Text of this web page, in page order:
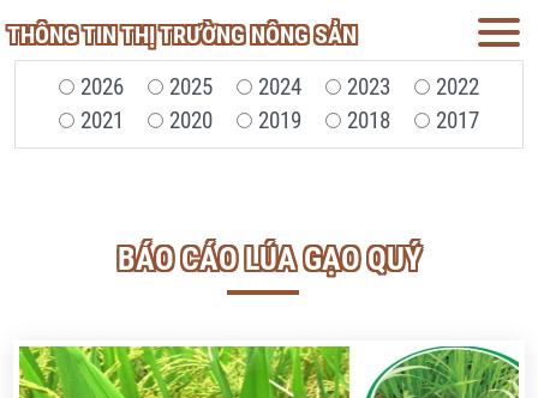
THÔNG TIN THỊ TRƯỜNG NÔNG SẢN
2026 2025 2024 2023
2022
2021
2020 2019 2018 2017
BÁO CÁO LÚA GẠO QUÝ